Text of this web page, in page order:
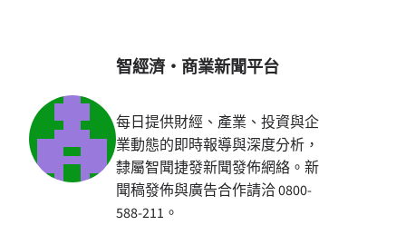
智經濟・商業新聞平台
每日提供財經、產業、投資與企
業動態的即時報導與深度分析，
隸屬智聞捷發新聞發佈網絡。新
聞稿發佈與廣告合作請洽 0800-
588-211。